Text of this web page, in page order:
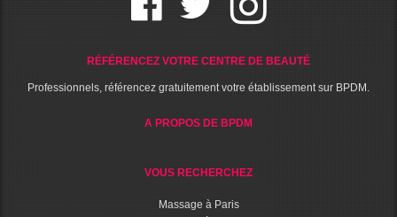
RÉFÉRENCEZ VOTRE CENTRE DE BEAUTÉ
Professionnels, référencez gratuitement votre établissement sur BPDM.
A PROPOS DE BPDM
VOUS RECHERCHEZ
Massage à Paris